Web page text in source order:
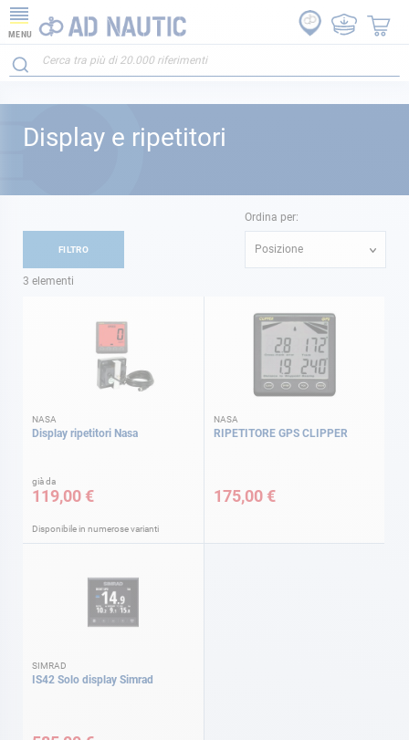
MENU
Display e ripetitori
3 elementi
Ordina per:
Posizione
NASA
Display ripetitori Nasa
già da
119,00 €
Disponibile in numerose varianti
NASA
RIPETITORE GPS CLIPPER
175,00 €
SIMRAD
IS42 Solo display Simrad
FILTRO